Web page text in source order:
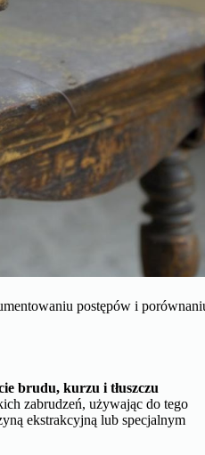
postępów i
brudu, kurzu i tłuszczu
zabrudzeń, używając do tego
ekstrakcyjną lub specjalnym